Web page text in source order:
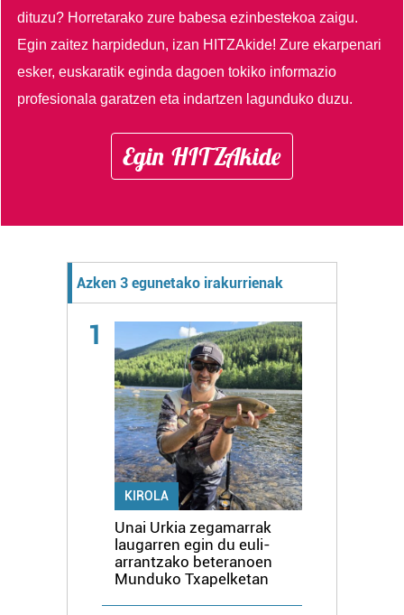
dituzu? Horretarako zure babesa ezinbestekoa zaigu.
Egin zaitez harpidedun, izan HITZAkide!Zure ekarpenari
esker, euskaratik eginda dagoen tokiko informazio
profesionala garatzen eta indartzen lagunduko duzu.
Egin HITZAkide
Azken 3 egunetako irakurrienak
1
KIROLA
Unai Urkia zegamarrak
laugarren egin du euli-
arrantzako beteranoen
Munduko Txapelketan